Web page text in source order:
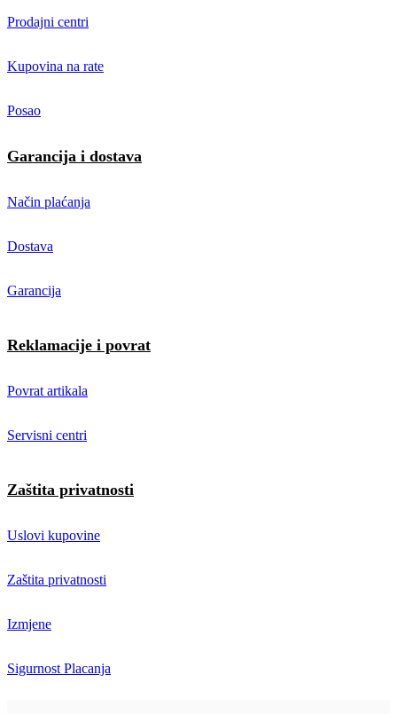
Prodajni centri
Kupovina na rate
Posao
Garancija i dostava
Način plaćanja
Dostava
Garancija
Reklamacije i povrat
Povrat artikala
Servisni centri
Zaštita privatnosti
Uslovi kupovine
Zaštita privatnosti
Izmjene
Sigurnost Placanja